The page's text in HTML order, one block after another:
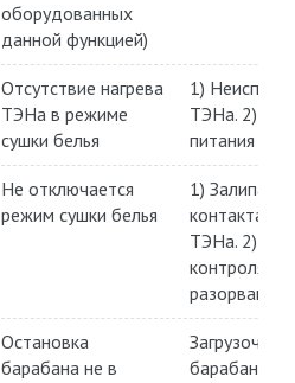
оборудованных
данной функцией)
Отсутствие нагрева
ТЭНа в режиме
сушки белья
1)
ТЭНа. 2)
питания
Не отключается
режим сушки белья
1) Залипание
контакта в
ТЭНа. 2)
контроля
разорвана.
Остановка
барабана не в
барабана